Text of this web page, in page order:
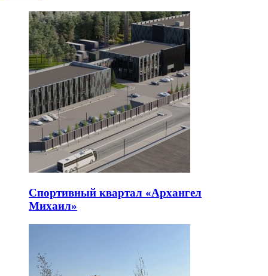
Спортивный квартал «Архангел
Михаил»